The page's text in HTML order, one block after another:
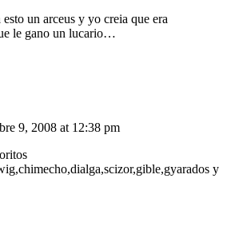
un arceus y yo creia que era
le gano un lucario…
9, 2008 at 12:38 pm
y